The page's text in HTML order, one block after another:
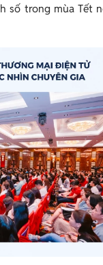
số trong mùa Tết